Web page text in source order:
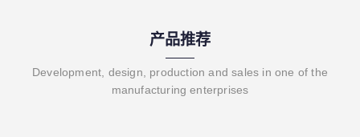
产品推荐
Development, design, production and sales in one of the
manufacturing enterprises